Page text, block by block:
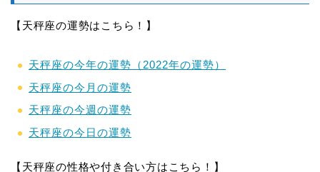
【天秤座の運勢はこちら！】
天秤座の今年の運勢（2022年の運勢）
天秤座の今月の運勢
天秤座の今週の運勢
天秤座の今日の運勢
【天秤座の性格や付き合い方はこちら！】